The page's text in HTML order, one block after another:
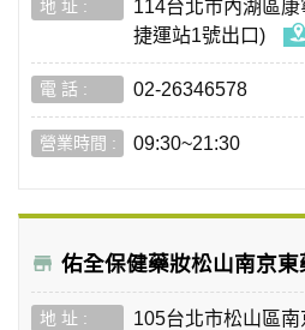
114台北市內湖區
捷運站1號出口)
02-26346578
09:30~21:30
佑全保健藥妝松山南京東
105台北市松山區